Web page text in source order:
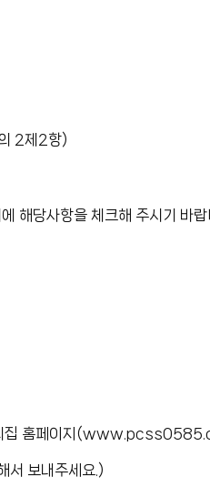
2제2항)
해당사항을 체크해 주시기 바랍
집 홈페이지
서 보내주세요.)